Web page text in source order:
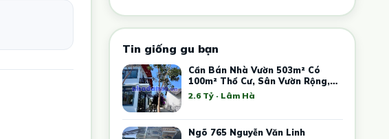
Tin giống gu bạn
Cần Bán Nhà Vườn 503m² Có
100m² Thổ Cư, Sân Vườn Rộng,
Giá Chỉ 2,6 Tỷ
2.6 Tỷ · Lâm Hà
Ngõ 765 Nguyễn Văn Linh